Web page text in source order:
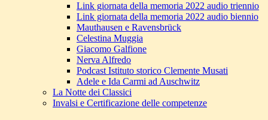
Link giornata della memoria 2022 audio triennio
Link giornata della memoria 2022 audio biennio
Mauthausen e Ravensbrück
Celestina Muggia
Giacomo Galfione
Nerva Alfredo
Podcast Istituto storico Clemente Musati
Adele e Ida Carmi ad Auschwitz
La Notte dei Classici
Invalsi e Certificazione delle competenze